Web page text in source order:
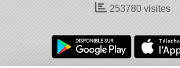
253780 visites